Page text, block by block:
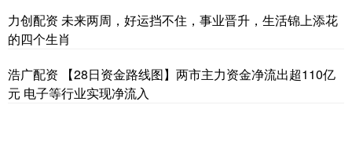
力创配资 未来两周，好运挡不住，事业晋升，生活锦上添花
的四个生肖
浩广配资 【28日资金路线图】两市主力资金净流出超110亿
元 电子等行业实现净流入